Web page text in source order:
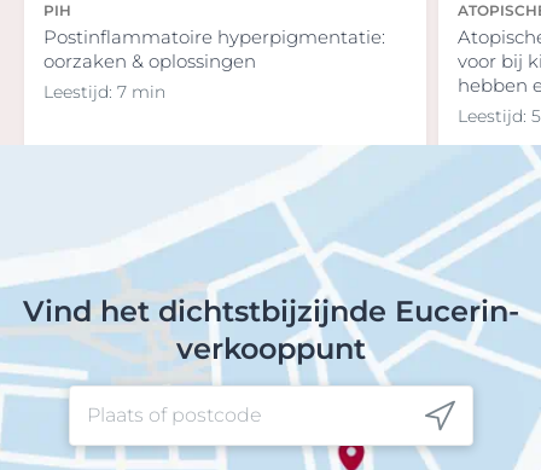
PIH
Postinflammatoire hyperpigmentatie:
oorzaken & oplossingen
Leestijd: 7 min
voor bij
hebben
Leestijd:
Vind het dichtstbijzijnde Eucerin-
verkooppunt